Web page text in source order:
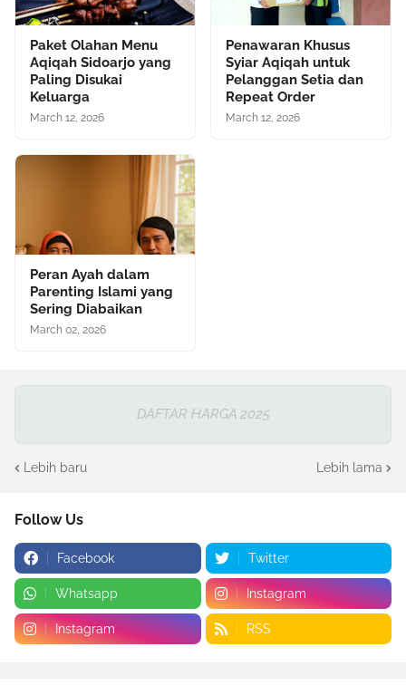
Paket Olahan Menu
Aqiqah Sidoarjo yang
Paling Disukai
Keluarga
March 12, 2026
Penawaran Khusus
Syiar Aqiqah untuk
Pelanggan Setia dan
Repeat Order
March 12, 2026
Peran Ayah dalam
Parenting Islami yang
Sering Diabaikan
March 02, 2026
DAFTAR HARGA 2025
Lebih baru Lebih lama
Follow Us
Facebook Twitter
Whatsapp Instagram
Instagram RSS